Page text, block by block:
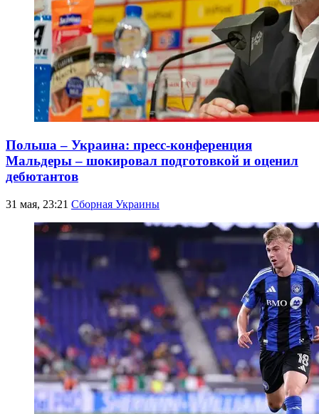
Польша – Украина: пресс-конференция
Мальдеры – шокировал подготовкой и оценил
дебютантов
31 мая, 23:21 Сборная Украины